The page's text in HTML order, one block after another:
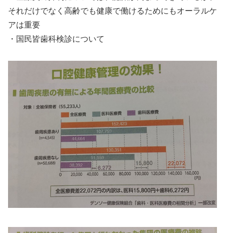
それだけでなく高齢でも健康で働けるためにもオーラルケ
アは重要
・国民皆歯科検診について